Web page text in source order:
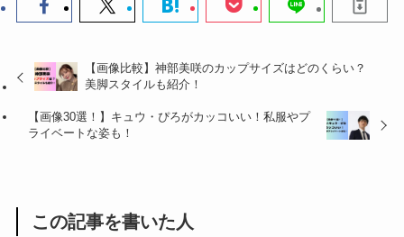
【画像比較】神部美咲のカップサイズはどのくらい？
美脚スタイルも紹介！
【画像30選！】キュウ・ぴろがカッコいい！私服やプ
ライベートな姿も！
この記事を書いた人